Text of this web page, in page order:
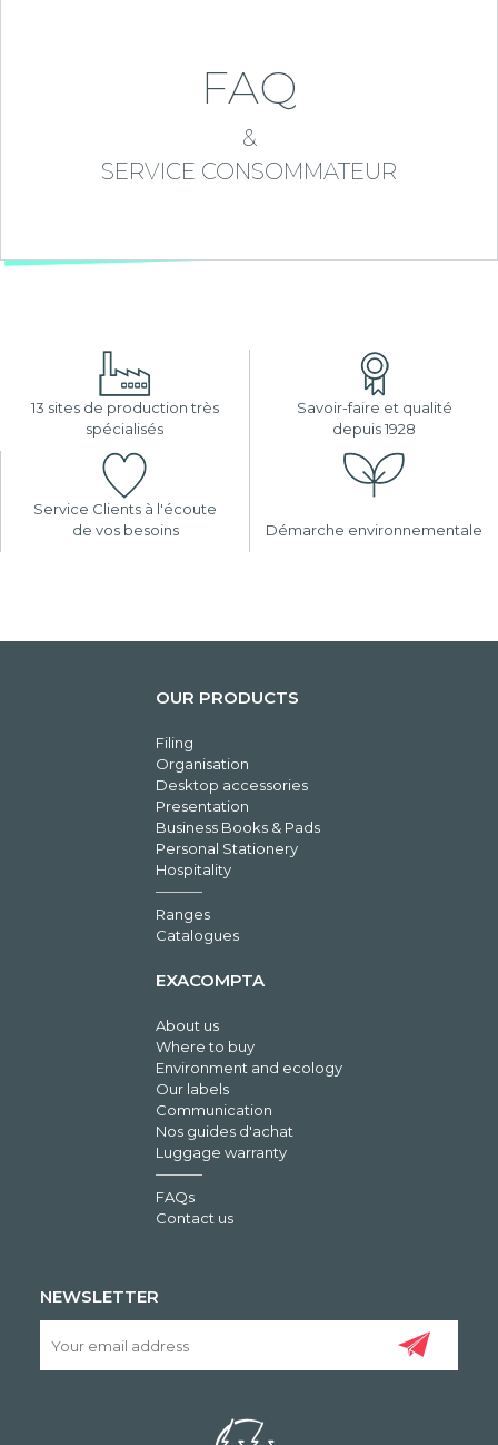
FAQ
&
SERVICE CONSOMMATEUR
13 sites de production très
spécialisés
Savoir-faire et qualité
depuis 1928
Service Clients à l'écoute
de vos besoins
Démarche environnementale
OUR PRODUCTS
Filing
Organisation
Desktop accessories
Presentation
Business Books & Pads
Personal Stationery
Hospitality
Ranges
Catalogues
EXACOMPTA
About us
Where to buy
Environment and ecology
Our labels
Communication
Nos guides d'achat
Luggage warranty
FAQs
Contact us
NEWSLETTER